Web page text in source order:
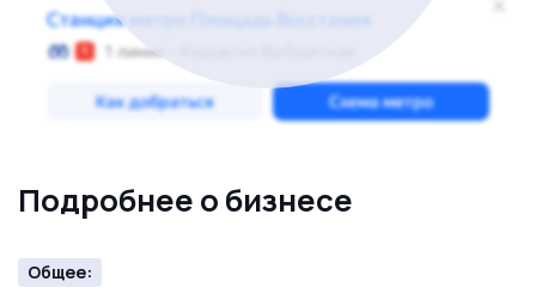
Подробнее о бизнесе
Общее: